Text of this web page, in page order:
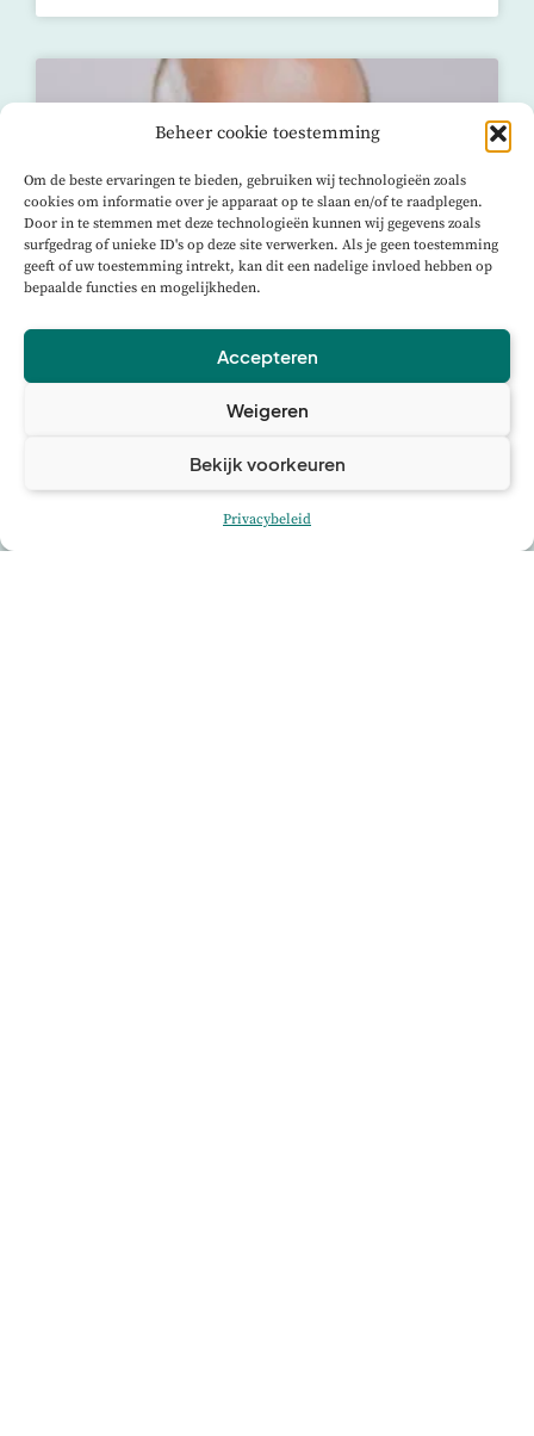
Beheer cookie toestemming
Om de beste ervaringen te bieden, gebruiken wij technologieën zoals
cookies om informatie over je apparaat op te slaan en/of te raadplegen.
Door in te stemmen met deze technologieën kunnen wij gegevens zoals
surfgedrag of unieke ID's op deze site verwerken. Als je geen toestemming
geeft of uw toestemming intrekt, kan dit een nadelige invloed hebben op
bepaalde functies en mogelijkheden.
Accepteren
Weigeren
Bekijk voorkeuren
Privacybeleid
Michiel Van Nieuwerburgh